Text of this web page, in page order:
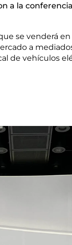
a la
se venderá
a
de vehículos